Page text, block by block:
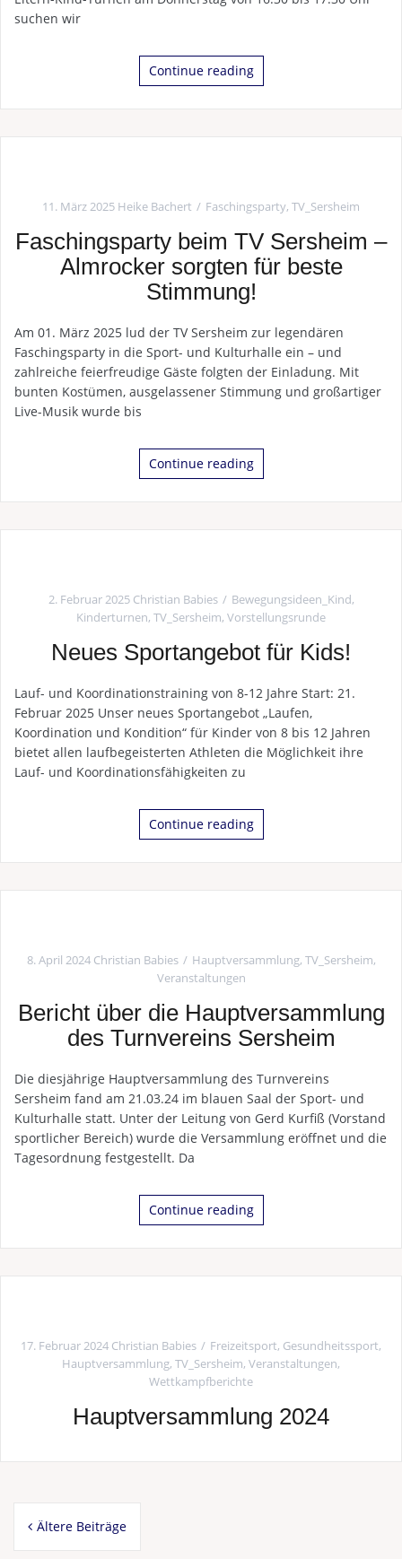
suchen wir
Continue reading
11. März 2025 Heike Bachert Faschingsparty, TV_Sersheim
Faschingsparty beim TV Sersheim –
Almrocker sorgten für beste
Stimmung!
Am 01. März 2025 lud der TV Sersheim zur legendären
Faschingsparty in die Sport- und Kulturhalle ein – und
zahlreiche feierfreudige Gäste folgten der Einladung. Mit
bunten Kostümen, ausgelassener Stimmung und großartiger
Live-Musik wurde bis
Continue reading
2. Februar 2025 Christian Babies Bewegungsideen_Kind,
Kinderturnen, TV_Sersheim, Vorstellungsrunde
Neues Sportangebot für Kids!
Lauf- und Koordinationstraining von 8-12 Jahre Start: 21.
Februar 2025 Unser neues Sportangebot „Laufen,
Koordination und Kondition“ für Kinder von 8 bis 12 Jahren
bietet allen laufbegeisterten Athleten die Möglichkeit ihre
Lauf- und Koordinationsfähigkeiten zu
Continue reading
8. April 2024 Christian Babies Hauptversammlung, TV_Sersheim,
Veranstaltungen
Bericht über die Hauptversammlung
des Turnvereins Sersheim
Die diesjährige Hauptversammlung des Turnvereins
Sersheim fand am 21.03.24 im blauen Saal der Sport- und
Kulturhalle statt. Unter der Leitung von Gerd Kurfiß (Vorstand
sportlicher Bereich) wurde die Versammlung eröffnet und die
Tagesordnung festgestellt. Da
Continue reading
17. Februar 2024 Christian Babies Freizeitsport, Gesundheitssport,
Hauptversammlung, TV_Sersheim, Veranstaltungen,
Wettkampfberichte
Hauptversammlung 2024
Beitragsnavigation
Ältere Beiträge